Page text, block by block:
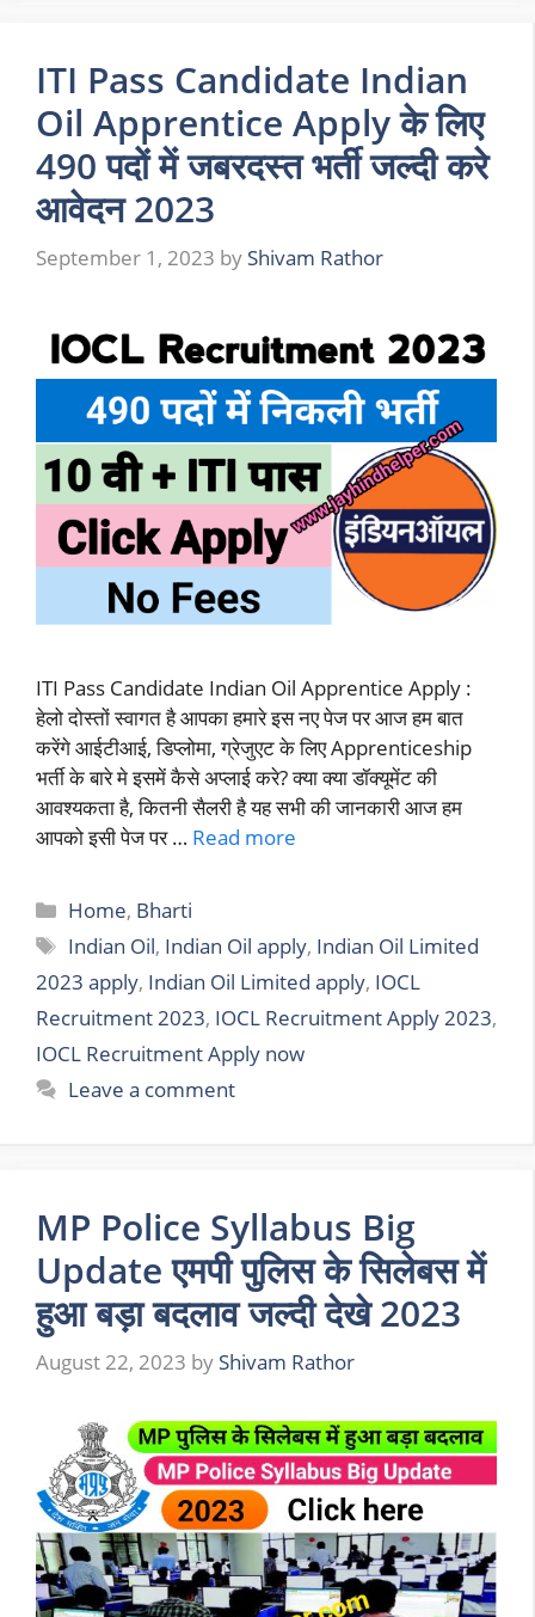
ITI Pass Candidate Indian
Oil Apprentice Apply के लिए
490 पदों में जबरदस्त भर्ती जल्दी करे
आवेदन 2023
September 1, 2023 by Shivam Rathor
ITI Pass Candidate Indian Oil Apprentice Apply :
हेलो दोस्तों स्वागत है आपका हमारे इस नए पेज पर आज हम बात
करेंगे आईटीआई, डिप्लोमा, ग्रेजुएट के लिए Apprenticeship
भर्ती के बारे मे इसमें कैसे अप्लाई करे? क्या क्या डॉक्यूमेंट की
आवश्यकता है, कितनी सैलरी है यह सभी की जानकारी आज हम
आपको इसी पेज पर … Read more
Categories
Home, Bharti
Tags
Indian Oil, Indian Oil apply, Indian Oil Limited
2023 apply, Indian Oil Limited apply, IOCL
Recruitment 2023, IOCL Recruitment Apply 2023,
IOCL Recruitment Apply now
Leave a comment
MP Police Syllabus Big
Update एमपी पुलिस के सिलेबस में
हुआ बड़ा बदलाव जल्दी देखे 2023
August 22, 2023 by Shivam Rathor